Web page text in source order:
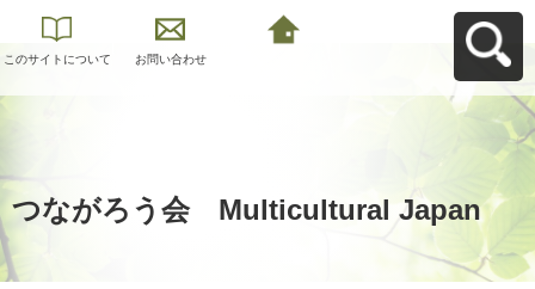
このサイトについて お問い合わせ
つながろう会 Multicultural Japan